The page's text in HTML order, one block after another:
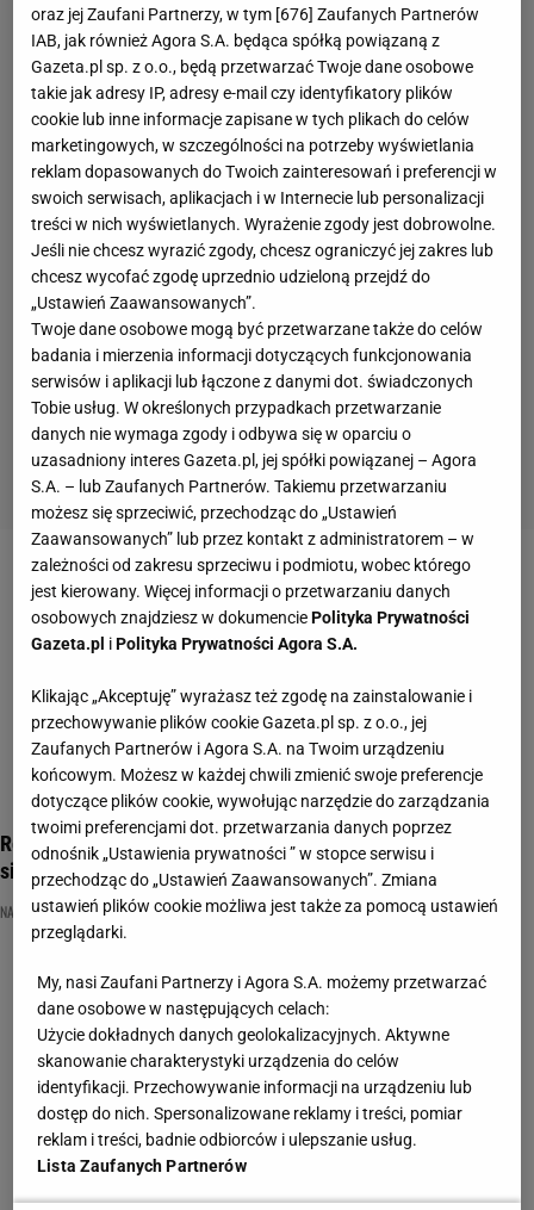
Rozpoznasz znane osoby na rozmazanych zdjęciach? Trzeba
się wykazać
NAJNOWSZE QUIZY DZISIAJ DODANE POLACY QUIZ
oraz jej Zaufani Partnerzy, w tym [ 676 ] Zaufanych Partnerów
IAB, jak również Agora S.A. będąca spółką powiązaną z
Gazeta.pl sp. z o.o., będą przetwarzać Twoje dane osobowe
takie jak adresy IP, adresy e-mail czy identyfikatory plików
cookie lub inne informacje zapisane w tych plikach do celów
marketingowych, w szczególności na potrzeby wyświetlania
reklam dopasowanych do Twoich zainteresowań i preferencji w
swoich serwisach, aplikacjach i w Internecie lub personalizacji
treści w nich wyświetlanych. Wyrażenie zgody jest dobrowolne.
Jeśli nie chcesz wyrazić zgody, chcesz ograniczyć jej zakres lub
chcesz wycofać zgodę uprzednio udzieloną przejdź do
„Ustawień Zaawansowanych”.
Twoje dane osobowe mogą być przetwarzane także do celów
badania i mierzenia informacji dotyczących funkcjonowania
serwisów i aplikacji lub łączone z danymi dot. świadczonych
Tobie usług. W określonych przypadkach przetwarzanie
danych nie wymaga zgody i odbywa się w oparciu o
uzasadniony interes Gazeta.pl, jej spółki powiązanej – Agora
S.A. – lub Zaufanych Partnerów. Takiemu przetwarzaniu
możesz się sprzeciwić, przechodząc do „Ustawień
Zaawansowanych” lub przez kontakt z administratorem – w
zależności od zakresu sprzeciwu i podmiotu, wobec którego
jest kierowany. Więcej informacji o przetwarzaniu danych
osobowych znajdziesz w dokumencie Polityka Prywatności
Gazeta.pl i Polityka Prywatności Agora S.A.
Klikając „Akceptuję” wyrażasz też zgodę na zainstalowanie i
przechowywanie plików cookie Gazeta.pl sp. z o.o., jej
Zaufanych Partnerów i Agora S.A. na Twoim urządzeniu
końcowym. Możesz w każdej chwili zmienić swoje preferencje
dotyczące plików cookie, wywołując narzędzie do zarządzania
twoimi preferencjami dot. przetwarzania danych poprzez
odnośnik „Ustawienia prywatności ” w stopce serwisu i
przechodząc do „Ustawień Zaawansowanych”. Zmiana
ustawień plików cookie możliwa jest także za pomocą ustawień
przeglądarki.
My, nasi Zaufani Partnerzy i Agora S.A. możemy przetwarzać
dane osobowe w następujących celach:
Użycie dokładnych danych geolokalizacyjnych. Aktywne
skanowanie charakterystyki urządzenia do celów
identyfikacji. Przechowywanie informacji na urządzeniu lub
dostęp do nich. Spersonalizowane reklamy i treści, pomiar
reklam i treści, badnie odbiorców i ulepszanie usług.
Lista Zaufanych Partnerów